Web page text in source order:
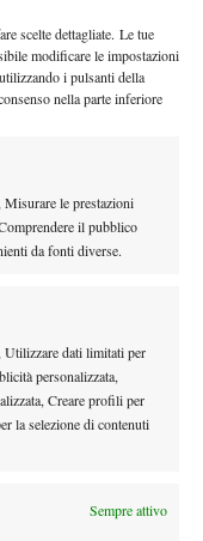
scelte dettagliate. Le tue
modificare le impostazioni
i pulsanti della
nella parte inferiore
le prestazioni
il pubblico
da fonti diverse.
dati limitati per
personalizzata,
Creare profili per
la selezione di contenuti
Sempre attivo
che si è
interessano il
games verranno
già certificabile.
US Open a